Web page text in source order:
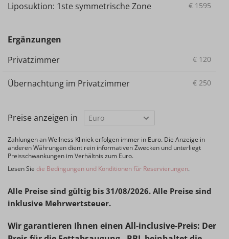
Liposuktion: 1ste symmetrische Zone € 1595
Ergänzungen
Privatzimmer
€ 120
Übernachtung im Privatzimmer € 250
Preise anzeigen in
Zahlungen an Wellness Kliniek erfolgen immer in Euro. Die Anzeige in
anderen Währungen dient rein informativen Zwecken und unterliegt
Preisschwankungen im Verhältnis zum Euro.
Lesen Sie die Bedingungen und Konditionen für Reservierungen.
Alle Preise sind gültig bis 31/08/2026. Alle Preise sind
inklusive Mehrwertsteuer.
Wir garantieren Ihnen einen All-inclusive-Preis: Der